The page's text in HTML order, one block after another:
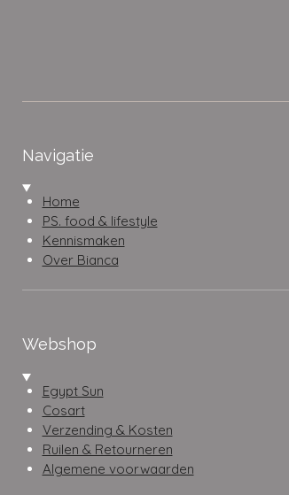
Navigatie
Home
PS. food & lifestyle
Kennismaken
Over Bianca
Webshop
Egypt Sun
Cosart
Verzending & Kosten
Ruilen & Retourneren
Algemene voorwaarden